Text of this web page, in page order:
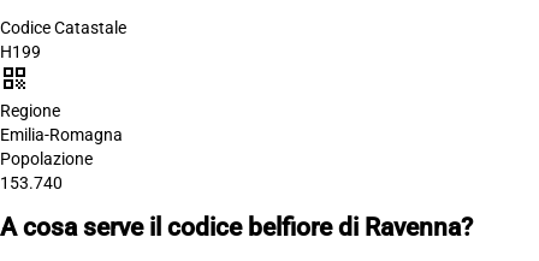
Codice Catastale
H199
qr_code
Regione
Emilia-Romagna
Popolazione
153.740
A cosa serve il codice belfiore di Ravenna?